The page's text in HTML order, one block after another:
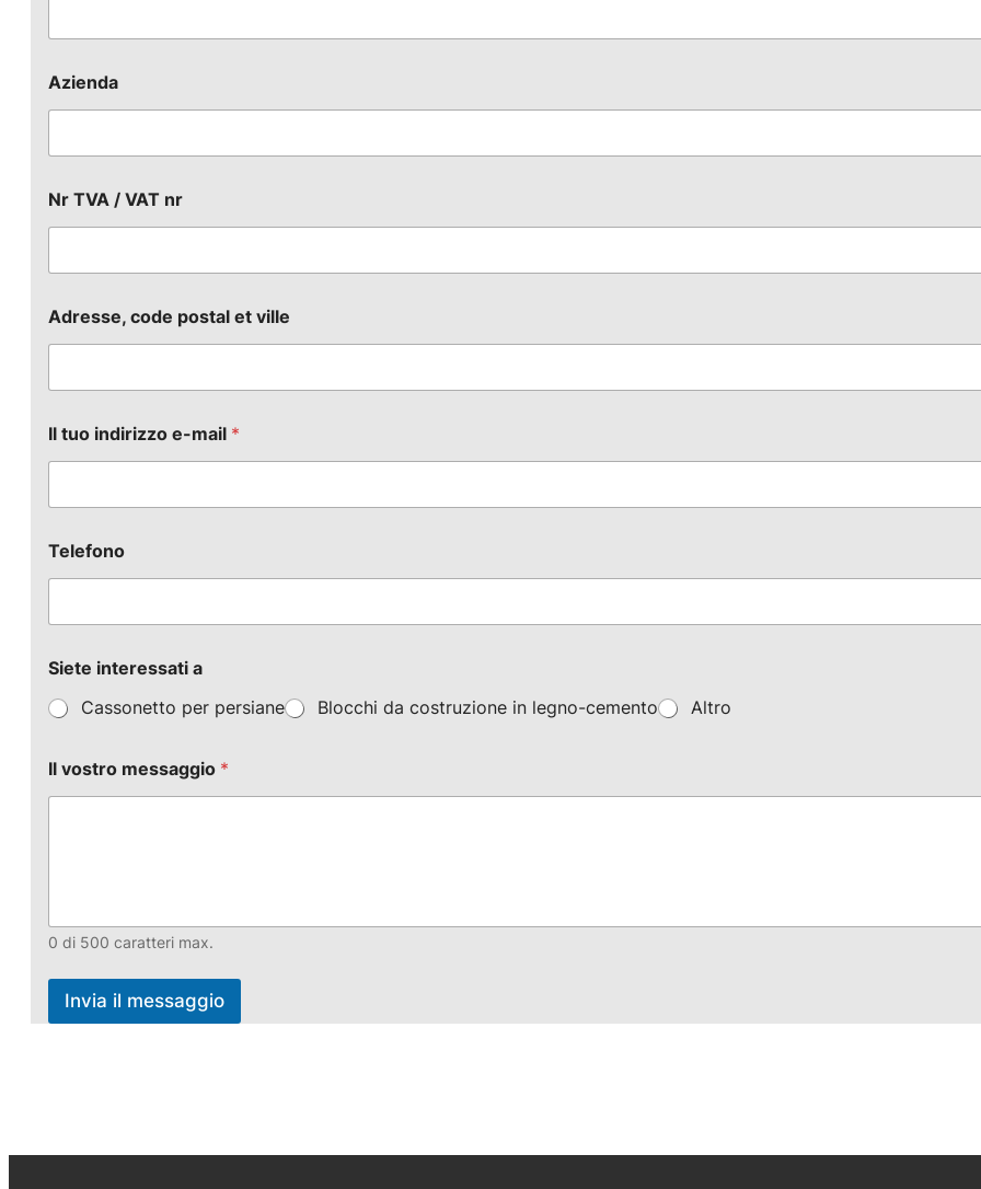
Azienda
Nr TVA / VAT nr
Adresse, code postal et ville
Il tuo indirizzo e-mail *
Telefono
Siete interessati a
Cassonetto per persiane
Blocchi da costruzione in legno-cemento Altro
Il vostro messaggio *
0 di 500 caratteri max.
Invia il messaggio